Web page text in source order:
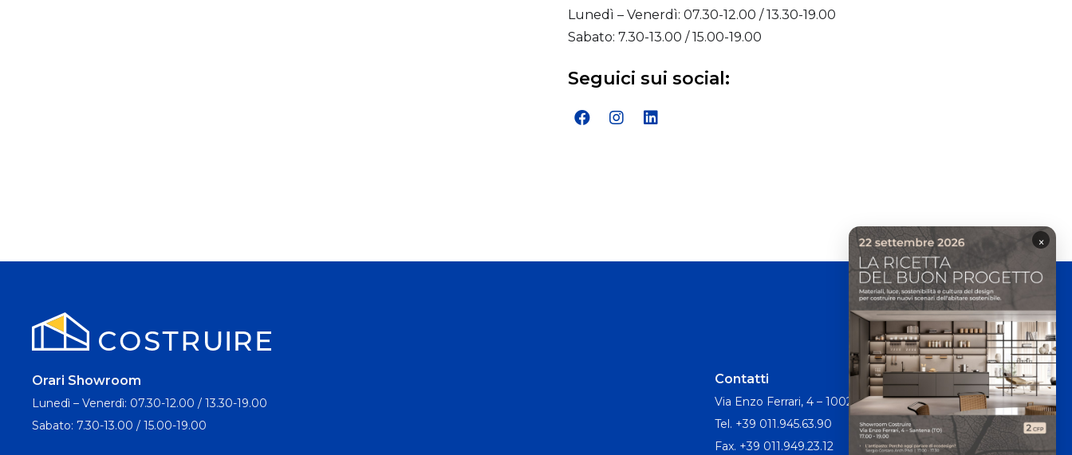
Lunedì – Venerdì: 07.30-12.00 / 13.30-19.00
Sabato: 7.30-13.00 / 15.00-19.00
Seguici sui social:
Orari Showroom
Lunedì – Venerdì: 07.30-12.00 / 13.30-19.00
Sabato: 7.30-13.00 / 15.00-19.00
Contatti
Via Enzo Ferrari, 4 – 10026 Santena TO
Tel. +39 011.945.63.90
Fax. +39 011.949.23.12
×